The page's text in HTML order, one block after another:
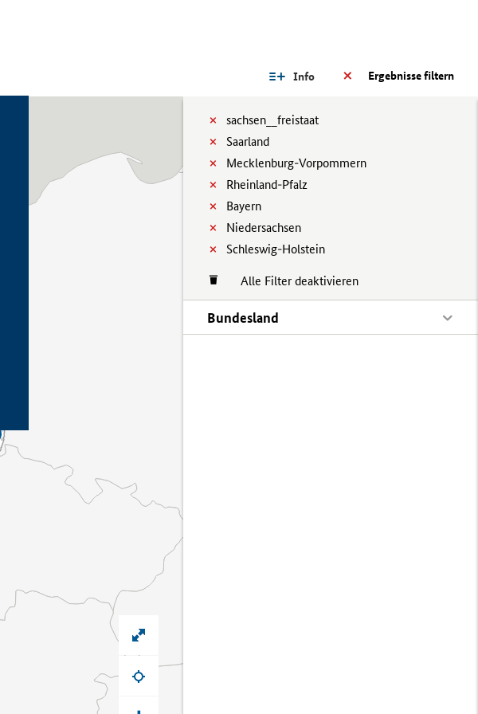
Ergebnisse filtern
Info
sachsen__freistaat
Saarland
Mecklenburg-Vorpommern
Rheinland-Pfalz
Bayern
Niedersachsen
Schleswig-Holstein
Alle Filter deaktivieren
Bundesland